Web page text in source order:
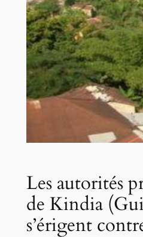
Les autorités
de Kindia
s’érigent